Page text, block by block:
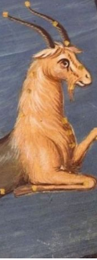
у музику
да не би имао
његов
биле
жене и
на